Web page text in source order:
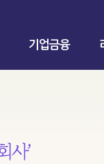
기업금융